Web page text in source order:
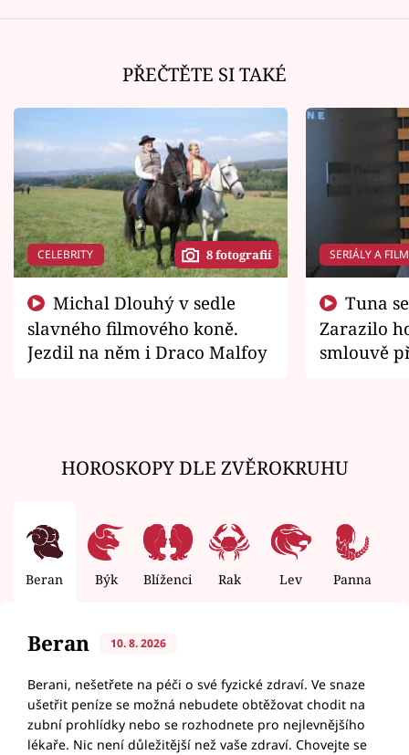
PŘEČTĚTE SI TAKÉ
CELEBRITY 8 fotografií
slavného filmového koně.
Jezdil na něm i Draco Malfoy
SERIÁLY A
Zarazilo
smlouvě
HOROSKOPY DLE ZVĚROKRUHU
Beran Býk Blíženci Rak Lev Panna
Beran 10. 8. 2026
Berani, nešetřete na péči o své fyzické zdraví. Ve snaze
ušetřit peníze se možná nebudete obtěžovat chodit na
zubní prohlídky nebo se rozhodnete pro nejlevnějšího
lékaře. Nic není důležitější než vaše zdraví. Chovejte se